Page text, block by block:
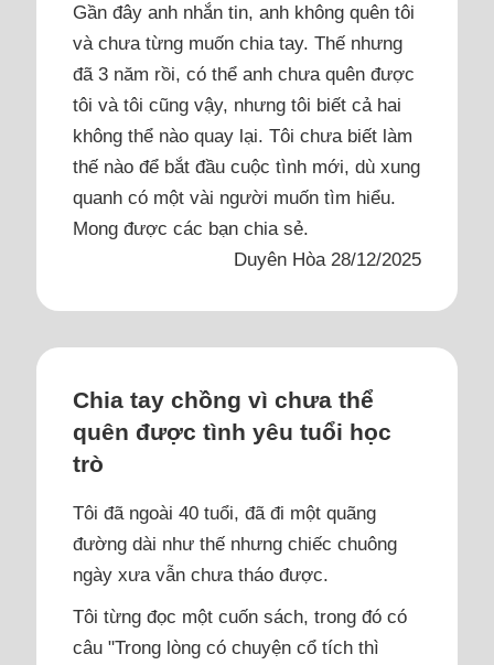
Gần đây anh nhắn tin, anh không quên tôi
và chưa từng muốn chia tay. Thế nhưng
đã 3 năm rồi, có thể anh chưa quên được
tôi và tôi cũng vậy, nhưng tôi biết cả hai
không thể nào quay lại. Tôi chưa biết làm
thế nào để bắt đầu cuộc tình mới, dù xung
quanh có một vài người muốn tìm hiểu.
Mong được các bạn chia sẻ.
Duyên Hòa 28/12/2025
Chia tay chồng vì chưa thể
quên được tình yêu tuổi học
trò
Tôi đã ngoài 40 tuổi, đã đi một quãng
đường dài như thế nhưng chiếc chuông
ngày xưa vẫn chưa tháo được.
Tôi từng đọc một cuốn sách, trong đó có
câu "Trong lòng có chuyện cổ tích thì